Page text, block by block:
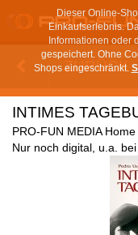
Dieser Online-
Einkaufserlebnis.
Informationen oder
gespeichert. Ohne
Shops eingeschränkt.
ZURÜCK
INTIMES
PRO-FUN MEDIA
Nur noch digital, u.a.